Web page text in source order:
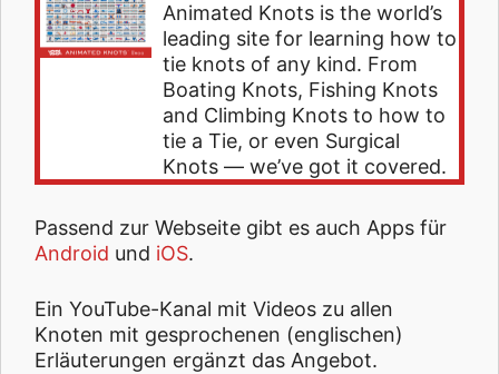
Animated Knots is the world’s
leading site for learning how to
tie knots of any kind. From
Boating Knots, Fishing Knots
and Climbing Knots to how to
tie a Tie, or even Surgical
Knots — we’ve got it covered.
Passend zur Webseite gibt es auch Apps für
Android und iOS.
Ein YouTube-Kanal mit Videos zu allen
Knoten mit gesprochenen (englischen)
Erläuterungen ergänzt das Angebot.